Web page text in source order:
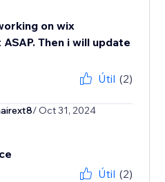
on wix
Then i will update
Útil (2)
/ Oct 31, 2024
Útil (2)